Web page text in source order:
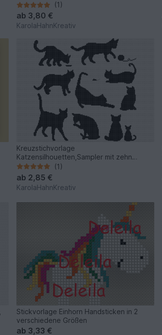
(1)
ab 3,80 €
KarolaHahnKreativ
Kreuzstichvorlage
Katzensilhouetten,Sampler mit zehn
Katzen als PDF und PNG
(1)
ab 2,85 €
KarolaHahnKreativ
Stickvorlage Einhorn Handsticken in 2
verschiedene Größen
ab 3,33 €